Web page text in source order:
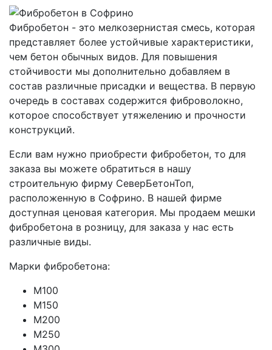
Фибробетон - это мелкозернистая смесь, которая
представляет более устойчивые характеристики,
чем бетон обычных видов. Для повышения
стойчивости мы дополнительно добавляем в
состав различные присадки и вещества. В первую
очередь в составах содержится фиброволокно,
которое способствует утяжелению и прочности
конструкций.
Если вам нужно приобрести фибробетон, то для
заказа вы можете обратиться в нашу
строительную фирму СеверБетонТоп,
расположенную в Софрино. В нашей фирме
доступная ценовая категория. Мы продаем мешки
фибробетона в розницу, для заказа у нас есть
различные виды.
Марки фибробетона:
М100
М150
М200
М250